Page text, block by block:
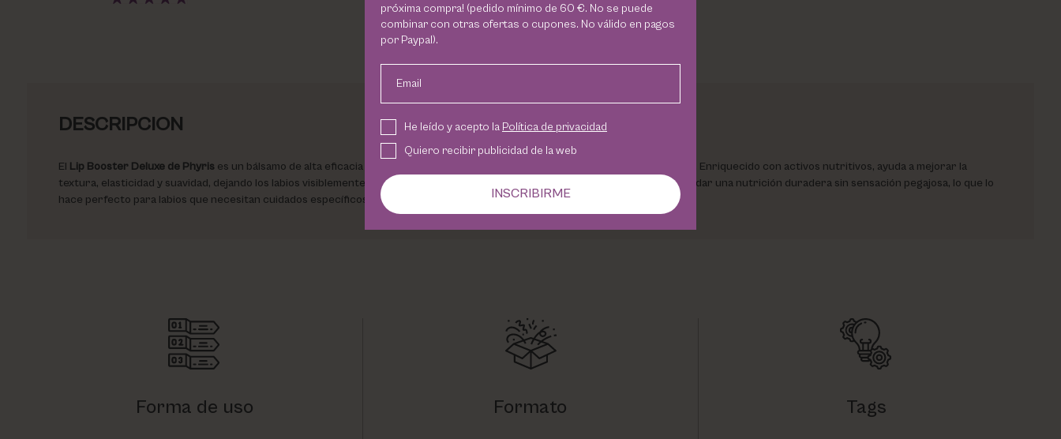
DESCRIPCION
El Lip Booster Deluxe de Phyrises un bálsamo de alta eficacia diseñado para aportar volumen e hidratación a los labios sensibles. Enriquecido con activos nutritivos, ayuda a mejorar la
textura, elasticidad y suavidad, dejando los labios visiblemente más rellenados y definidos. Este booster está formulado para brindar una nutrición duradera sin sensación pegajosa, lo que lo
hace perfecto para labios que necesitan cuidados específicos contra la sequedad y el envejecimiento.
Forma de uso Formato Tags
próxima compra! (pedido mínimo de 60 €. No se puede
combinar con otras ofertas o cupones. No válido en pagos
por Paypal).
Email
He leído y acepto la Política de privacidad
Quiero recibir publicidad de la web
INSCRIBIRME